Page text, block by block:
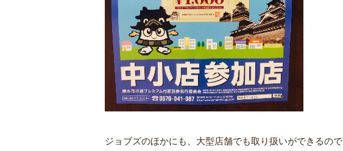
ジョブズのほかにも、大型店舗でも取り扱いができるので